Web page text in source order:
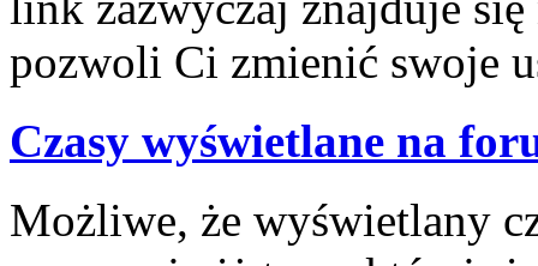
pozwoli Ci zmienić swoje
Czasy wyświetlane na
Możliwe, że wyświetlany